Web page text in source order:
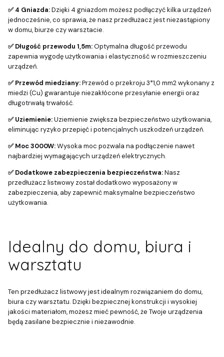
✅ 4 Gniazda:Dzięki 4 gniazdom możesz podłączyć kilka urządzeń
jednocześnie, co sprawia, że nasz przedłużacz jest niezastąpiony
w domu, biurze czy warsztacie.
✅ Długość przewodu 1,5m:Optymalna długość przewodu
zapewnia wygodę użytkowania i elastyczność w rozmieszczeniu
urządzeń.
✅ Przewód miedziany:Przewód o przekroju 3*1,0 mm2 wykonany z
miedzi (Cu) gwarantuje niezakłócone przesyłanie energii oraz
długotrwałą trwałość.
✅ Uziemienie:Uziemienie zwiększa bezpieczeństwo użytkowania,
eliminując ryzyko przepięć i potencjalnych uszkodzeń urządzeń.
✅ Moc 3000W:Wysoka moc pozwala na podłączenie nawet
najbardziej wymagających urządzeń elektrycznych.
✅ Dodatkowe zabezpieczenia bezpieczeństwa:Nasz
przedłużacz listwowy został dodatkowo wyposażony w
zabezpieczenia, aby zapewnić maksymalne bezpieczeństwo
użytkowania.
Idealny do domu, biura i
warsztatu
Ten przedłużacz listwowy jest idealnym rozwiązaniem do domu,
biura czy warsztatu. Dzięki bezpiecznej konstrukcji i wysokiej
jakości materiałom, możesz mieć pewność, że Twoje urządzenia
będą zasilane bezpiecznie i niezawodnie.